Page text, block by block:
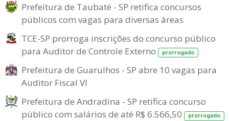
Prefeitura de Taubaté - SP retifica concursos
públicos com vagas para diversas áreas
TCE-SP prorroga inscrições do concurso público
para Auditor de Controle Externo
prorrogado
Prefeitura de Guarulhos - SP abre 10 vagas para
Auditor Fiscal VI
Prefeitura de Andradina - SP retifica concurso
público com salários de até R$ 6.566,50
prorrogado